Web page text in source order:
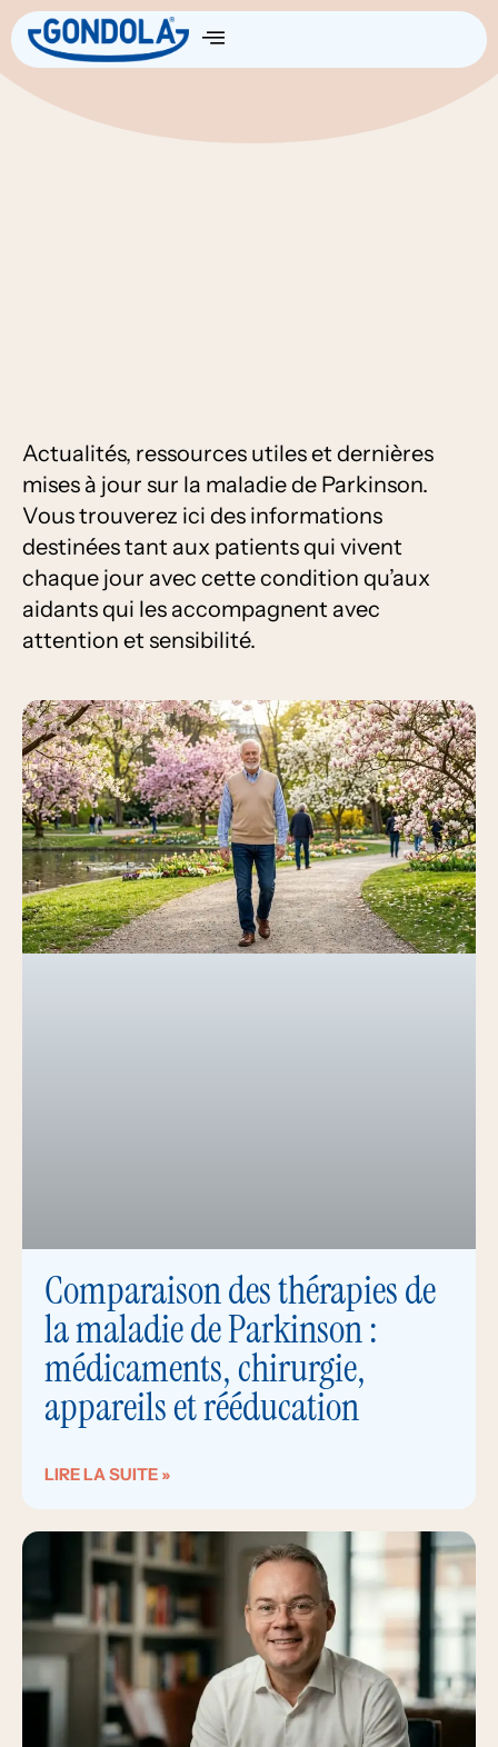
Actualités, ressources utiles et dernières
mises à jour sur la maladie de Parkinson.
Vous trouverez ici des informations
destinées tant aux patients qui vivent
chaque jour avec cette condition qu’aux
aidants qui les accompagnent avec
attention et sensibilité.
Comparaison des thérapies de
la maladie de Parkinson :
médicaments, chirurgie,
appareils et rééducation
LIRE LA SUITE »